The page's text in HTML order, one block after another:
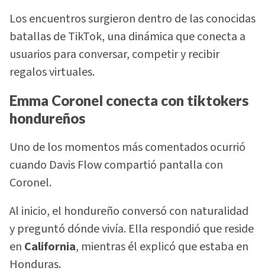
Los encuentros surgieron dentro de las conocidas
batallas de TikTok, una dinámica que conecta a
usuarios para conversar, competir y recibir
regalos virtuales.
Emma Coronel conecta con tiktokers
hondureños
Uno de los momentos más comentados ocurrió
cuando Davis Flow compartió pantalla con
Coronel.
Al inicio, el hondureño conversó con naturalidad
y preguntó dónde vivía. Ella respondió que reside
en California, mientras él explicó que estaba en
Honduras.